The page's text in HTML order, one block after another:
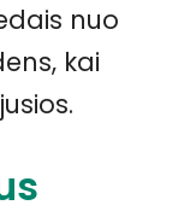
nuo
kai